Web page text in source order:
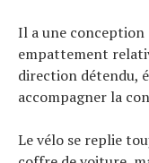
Il a une conception
empattement
direction détendu,
accompagner la
Le vélo se replie